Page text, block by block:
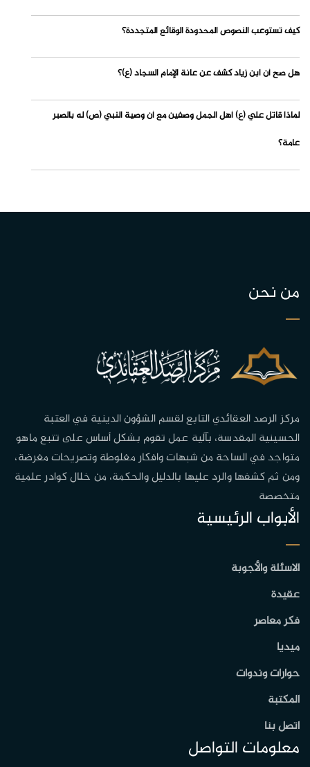
كيف تستوعب النصوص المحدودة الوقائع المتجددة؟
هل صح أن ابن زياد كشف عن عانة الإمام السجاد (ع)؟
لماذا قاتل علي (ع) أهل الجمل وصفين مع أن وصية النبي (ص) له بالصبر
عامة؟
من نحن
مركز الرصد العقائدي التابع لقسم الشؤون الدينية في العتبة
الحسينية المقدسة، بآلية عمل تقوم بشكل أساس على تتبع ماهو
متواجد في الساحة من شبهات وافكار مغلوطة وتصريحات مغرضة،
ومن ثم كشفها والرد عليها بالدليل والحكمة، من خلال كوادر علمية
متخصصة
الأبواب الرئيسية
الاسئلة والأجوبة
عقيدة
فكر معاصر
ميديا
حوارات وندوات
المكتبة
اتصل بنا
معلومات التواصل